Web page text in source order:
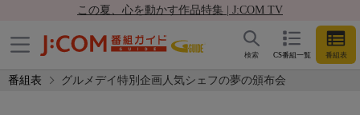
この夏、心を動かす作品特集 | J:COM TV
CS番組一覧 番組表
検索
番組表 グルメデイ特別企画人気シェフの夢の頒布会